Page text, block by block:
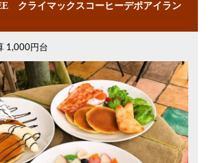
クライマックスコーヒーデポアイラン
1,000円台